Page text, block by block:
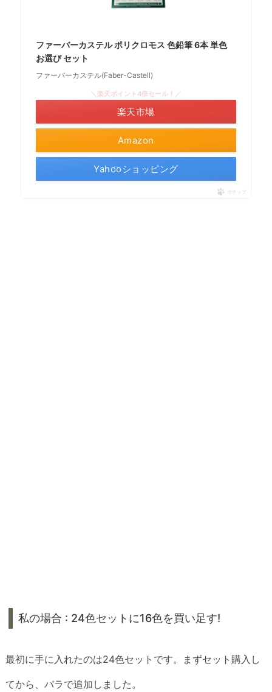
ファーバーカステル ポリクロモス 色鉛筆 6本 単色
お選び セット
ファーバーカステル(Faber-Castell)
Amazon
＼楽天ポイント4倍セール！／
楽天市場
Yahooショッピング
ポチップ
私の場合 : 24色セットに16色を買い足す!
最初に手に入れたのは24色セットです。まずセット購入し
てから、バラで追加しました。